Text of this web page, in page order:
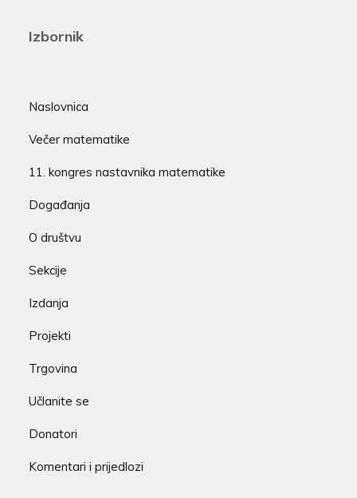
Izbornik
Naslovnica
Večer matematike
11. kongres nastavnika matematike
Događanja
O društvu
Sekcije
Izdanja
Projekti
Trgovina
Učlanite se
Donatori
Komentari i prijedlozi